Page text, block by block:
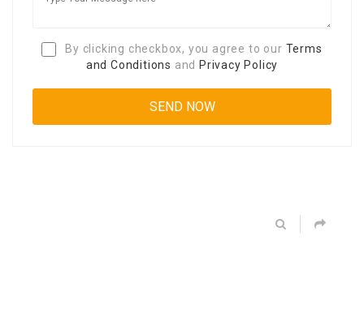
By clicking checkbox, you agree to our Terms
and Conditions and Privacy Policy